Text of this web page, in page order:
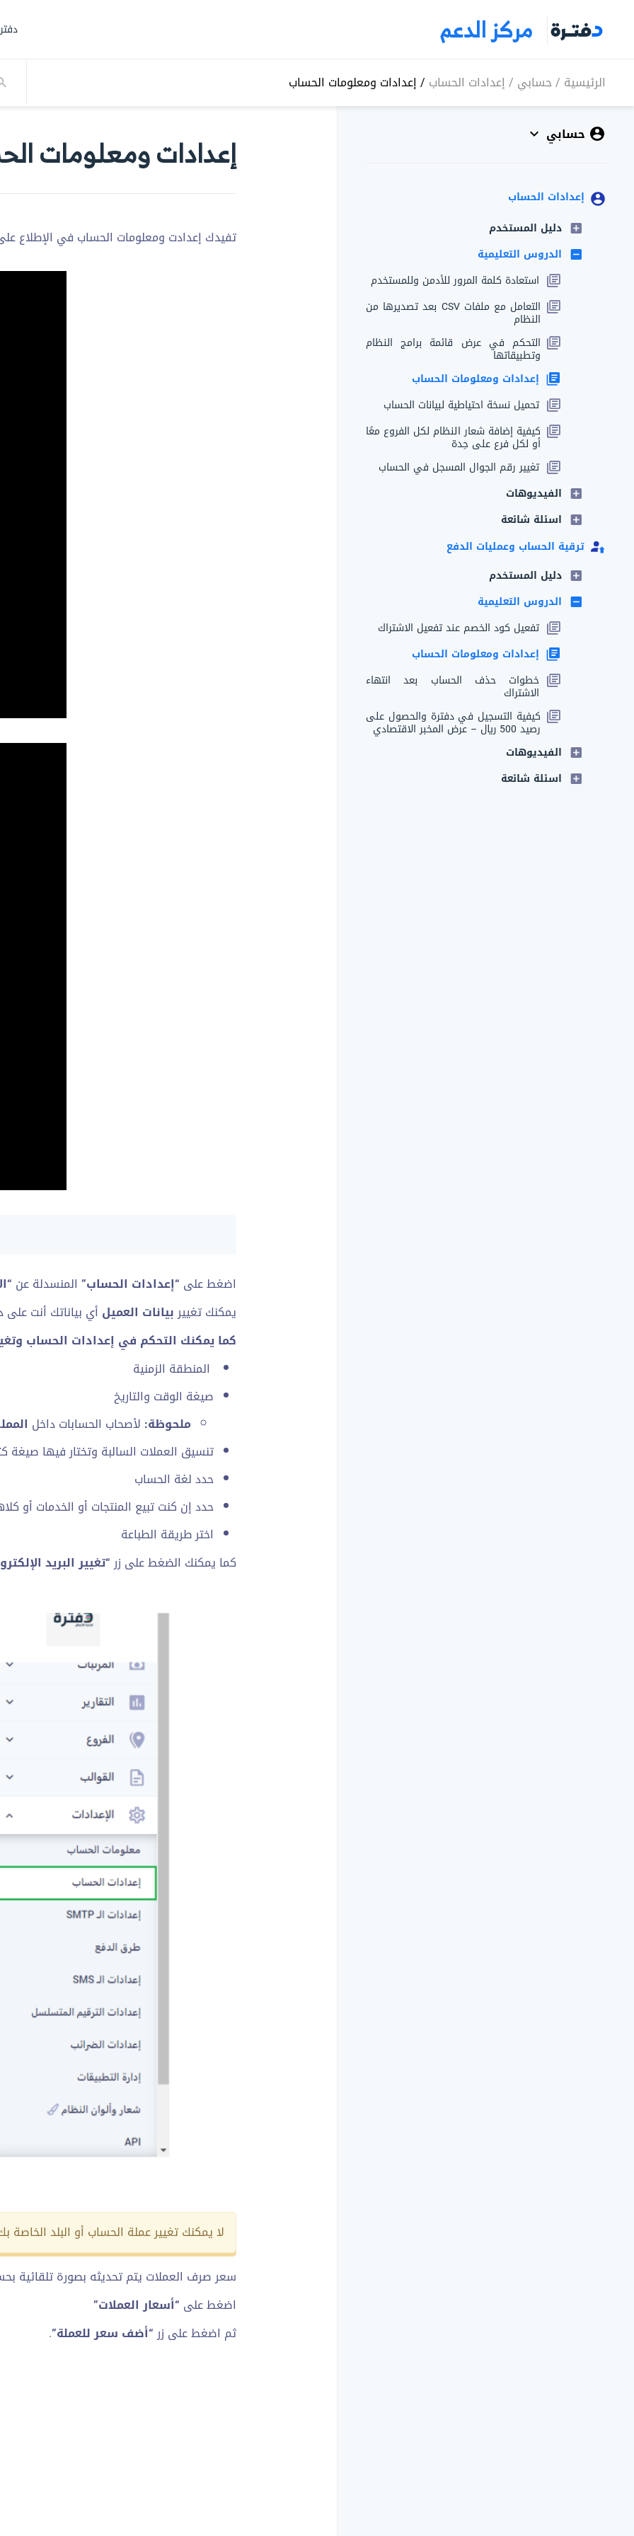
مركز الدعم
الرئيسية /حسابي /إعدادات الحساب /إعدادات ومعلومات الحساب
حسابي
إعدادات الحساب
دليل المستخدم
الدروس التعليمية
استعادة كلمة المرور للأدمن وللمستخدم
التعامل مع ملفات CSV بعد تصديرها من
النظام
التحكم في عرض قائمة برامج النظام
وتطبيقاتها
إعدادات ومعلومات الحساب
تحميل نسخة احتياطية لبيانات الحساب
كيفية إضافة شعار النظام لكل الفروع معًا
أو لكل فرع على حِدة
تغيير رقم الجوال المسجل في الحساب
الفيديوهات
اسئلة شائعة
ترقية الحساب وعمليات الدفع
دليل المستخدم
الدروس التعليمية
تفعيل كود الخصم عند تفعيل الاشتراك
إعدادات ومعلومات الحساب
خطوات حذف الحساب بعد انتهاء
الاشتراك
كيفية التسجيل في دفترة والحصول على
رصيد 500 ريال – عرض المخبر الاقتصادي
الفيديوهات
اسئلة شائعة
إعدادات ومعلومات
تفيدك إعدادت ومعلومات الحساب في الإطلاع
اضغط على “إعدادات الحساب”المنسدلة عن
يمكنك تغييربيانات العميل أي بياناتك أنت
كما يمكنك التحكم في إعدادات الحساب
المنطقة الزمنية
صيغة الوقت والتاريخ
ملحوظة: لأصحاب الحسابات داخل
تنسيق العملات السالبة وتختار فيها صيغة
حدد لغة الحساب
حدد إن كنت تبيع المنتجات أو الخدمات أو
اختر طريقة الطباعة
كما يمكنك الضغط على زر“تغيير البريد
لا يمكنك تغيير عملة الحساب أو البلد
سعر صرف العملات يتم تحديثه بصورة تلقائية
اضغط على “أسعار العملات”
ثم اضغط على زر“أضف سعر للعملة”.